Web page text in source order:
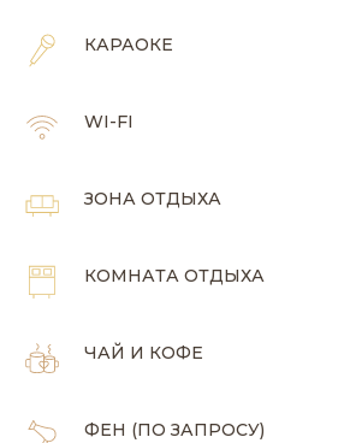
КАРАОКЕ
WI-FI
ЗОНА ОТДЫХА
КОМНАТА ОТДЫХА
ЧАЙ И КОФЕ
ФЕН (ПО ЗАПРОСУ)